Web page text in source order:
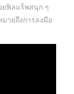
ยฟิลแร็พสนุก ๆ
ายถึงการลงมือ